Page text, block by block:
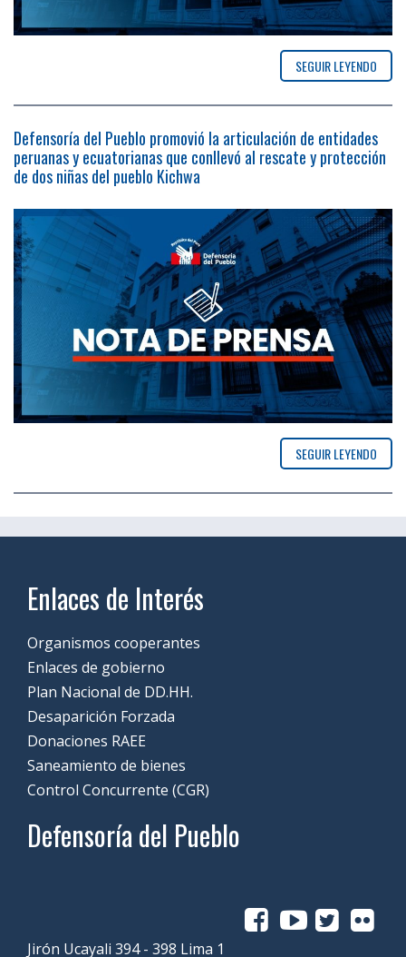
SEGUIR LEYENDO
Defensoría del Pueblo promovió la articulación de entidades
peruanas y ecuatorianas que conllevó al rescate y protección
de dos niñas del pueblo Kichwa
SEGUIR LEYENDO
Enlaces de Interés
Organismos cooperantes
Enlaces de gobierno
Plan Nacional de DD.HH.
Desaparición Forzada
Donaciones RAEE
Saneamiento de bienes
Control Concurrente (CGR)
Defensoría del Pueblo
Jirón Ucayali 394 - 398 Lima 1